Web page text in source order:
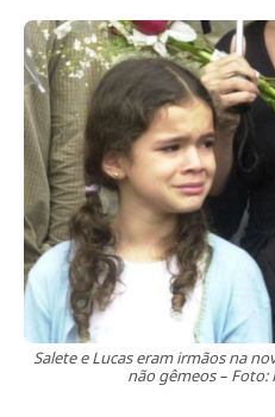
Salete e Lucas eram irmãos na
não gêmeos –